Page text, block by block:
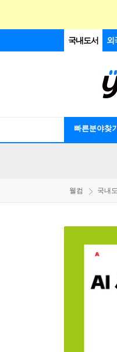
국내도서 외
빠른분야찾기
웰컴 국내